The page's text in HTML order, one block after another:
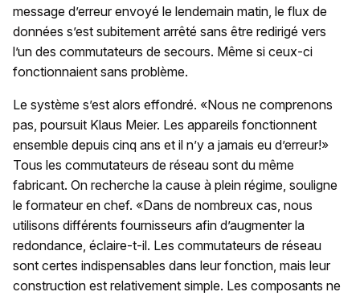
message d’erreur envoyé le lendemain matin, le flux de
données s’est subitement arrêté sans être redirigé vers
l’un des commutateurs de secours. Même si ceux-ci
fonctionnaient sans problème.
Le système s’est alors effondré. «Nous ne comprenons
pas, poursuit Klaus Meier. Les appareils fonctionnent
ensemble depuis cinq ans et il n’y a jamais eu d’erreur!»
Tous les commutateurs de réseau sont du même
fabricant. On recherche la cause à plein régime, souligne
le formateur en chef. «Dans de nombreux cas, nous
utilisons différents fournisseurs afin d’augmenter la
redondance, éclaire-t-il. Les commutateurs de réseau
sont certes indispensables dans leur fonction, mais leur
construction est relativement simple. Les composants ne